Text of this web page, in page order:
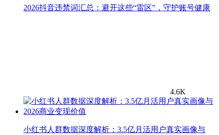
2026抖音违禁词汇总：避开这些“雷区”，守护账号健康
4.6K
小红书人群数据深度解析：3.5亿月活用户真实画像与